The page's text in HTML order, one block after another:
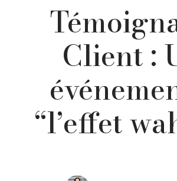
Client :
“l’effet